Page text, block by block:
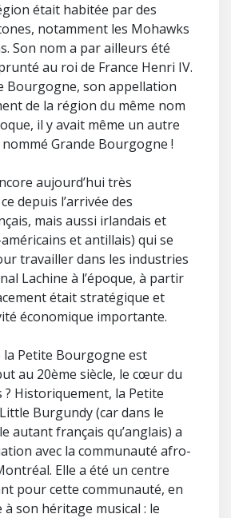
était habitée par des
notamment les Mohawks
Son nom a par ailleurs été
au roi de France Henri IV.
Bourgogne, son appellation
de la région du même nom
il y avait même un autre
Grande Bourgogne !
aujourd’hui très
depuis l’arrivée des
mais aussi irlandais et
et antillais) qui se
travailler dans les industries
Lachine à l’époque, à partir
était stratégique et
économique importante.
la Petite Bourgogne est
au 20ème siècle, le cœur du
? Historiquement, la Petite
Burgundy (car dans le
autant français qu’anglais) a
avec la communauté afro-
Elle a été un centre
pour cette communauté, en
son héritage musical : le